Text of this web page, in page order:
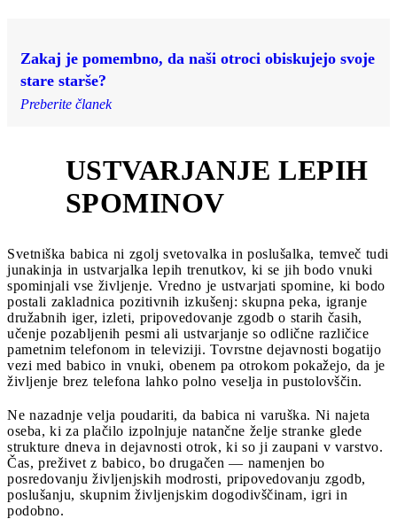
Zakaj je pomembno, da naši otroci obiskujejo svoje
stare starše?
Preberite članek
USTVARJANJE LEPIH
SPOMINOV
Svetniška babica ni zgolj svetovalka in poslušalka, temveč tudi
junakinja in ustvarjalka lepih trenutkov, ki se jih bodo vnuki
spominjali vse življenje. Vredno je ustvarjati spomine, ki bodo
postali zakladnica pozitivnih izkušenj: skupna peka, igranje
družabnih iger, izleti, pripovedovanje zgodb o starih časih,
učenje pozabljenih pesmi ali ustvarjanje so odlične različice
pametnim telefonom in televiziji. Tovrstne dejavnosti bogatijo
vezi med babico in vnuki, obenem pa otrokom pokažejo, da je
življenje brez telefona lahko polno veselja in pustolovščin.
Ne nazadnje velja poudariti, da babica ni varuška. Ni najeta
oseba, ki za plačilo izpolnjuje natančne želje stranke glede
strukture dneva in dejavnosti otrok, ki so ji zaupani v varstvo.
Čas, preživet z babico, bo drugačen — namenjen bo
posredovanju življenjskih modrosti, pripovedovanju zgodb,
poslušanju, skupnim življenjskim dogodivščinam, igri in
podobno.